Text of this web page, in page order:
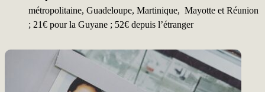
métropolitaine, Guadeloupe, Martinique, Mayotte et Réunion
; 21€ pour la Guyane ; 52€ depuis l’étranger